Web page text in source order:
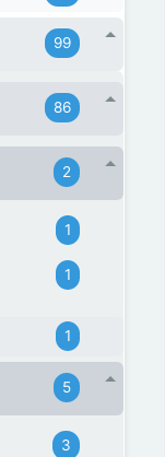
99
86
2
1
1
1
5
3